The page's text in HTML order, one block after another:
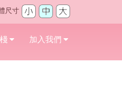
尺寸
加入我們